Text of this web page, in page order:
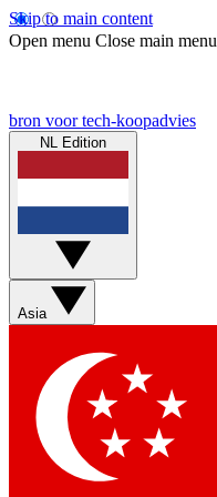
Skip to main content
Open menu Close main menu
bron voor tech-koopadvies
NL Edition
Asia